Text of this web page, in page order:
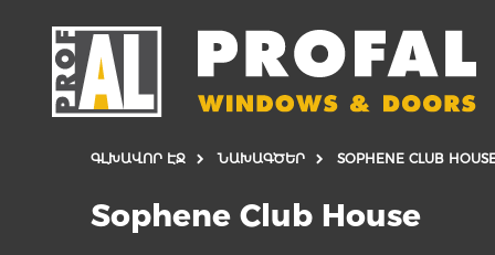
ԳԼԽԱՎՈՐ ԷՋ ՆԱԽԱԳԾԵՐ SOPHENE CLUB
Sophene Club House